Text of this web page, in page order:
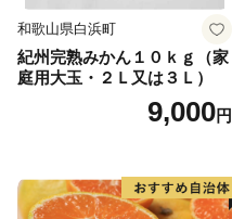
たこともあり、多くの方
れた日の夜空に見える星
です！！
かつらぎ町では、農業
おり、皆様から頂いた寄
ります。
和歌山県白浜町
紀州完熟みかん１０ｋｇ（家
庭用大玉・２Ｌ又は３Ｌ）
9,000円